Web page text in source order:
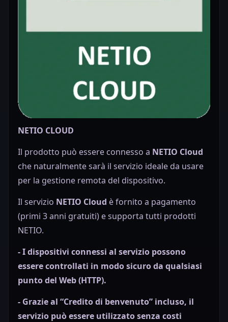
NETIO CLOUD
Il prodotto può essere connesso a NETIO Cloud
che naturalmente sarà il servizio ideale da usare
per la gestione remota del dispositivo.
Il servizio NETIO Cloud è fornito a pagamento
(primi 3 anni gratuiti) e supporta tutti prodotti
NETIO.
- I dispositivi connessi al servizio possono
essere controllati in modo sicuro da qualsiasi
punto del Web (HTTP).
- Grazie al “Credito di benvenuto” incluso, il
servizio può essere utilizzato senza costi